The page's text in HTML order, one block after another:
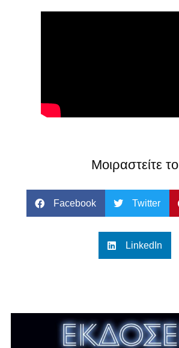
Μοιραστείτε το
Facebook Twitter
LinkedIn